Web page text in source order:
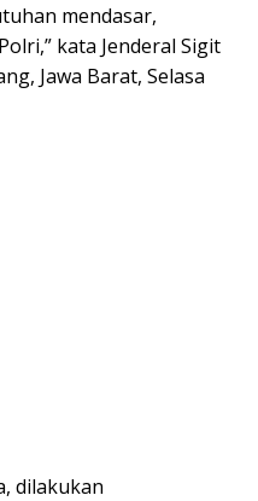
mendasar,
kata Jenderal Sigit
Jawa Barat, Selasa
dilakukan